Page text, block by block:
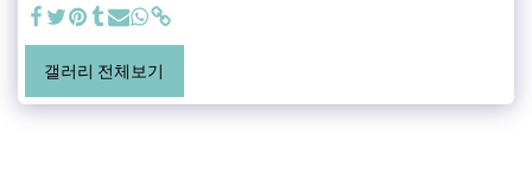
갤러리 전체보기